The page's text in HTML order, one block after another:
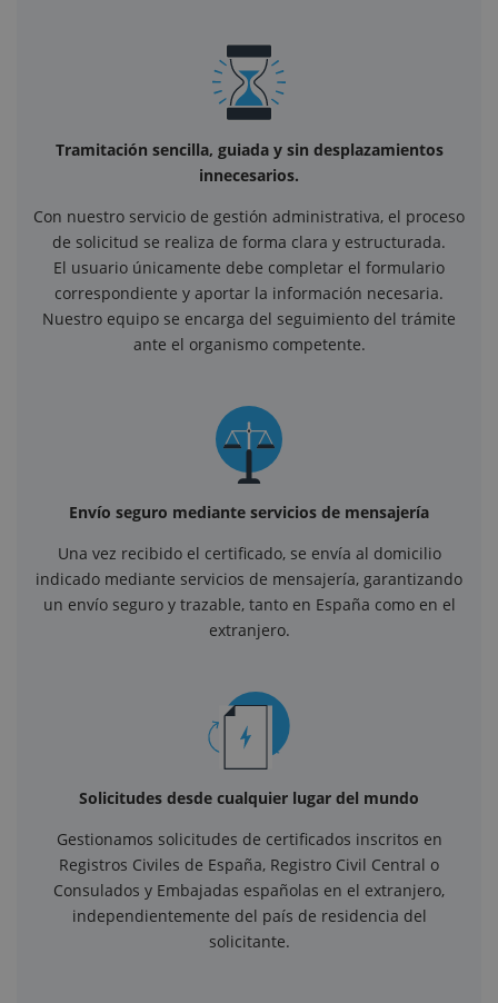
Tramitación sencilla, guiada y sin desplazamientos
innecesarios.
Con nuestro servicio de gestión administrativa, el proceso
de solicitud se realiza de forma clara y estructurada.
El usuario únicamente debe completar el formulario
correspondiente y aportar la información necesaria.
Nuestro equipo se encarga del seguimiento del trámite
ante el organismo competente.
Envío seguro mediante servicios de mensajería
Una vez recibido el certificado, se envía al domicilio
indicado mediante servicios de mensajería, garantizando
un envío seguro y trazable, tanto en España como en el
extranjero.
Solicitudes desde cualquier lugar del mundo
Gestionamos solicitudes de certificados inscritos en
Registros Civiles de España, Registro Civil Central o
Consulados y Embajadas españolas en el extranjero,
independientemente del país de residencia del
solicitante.